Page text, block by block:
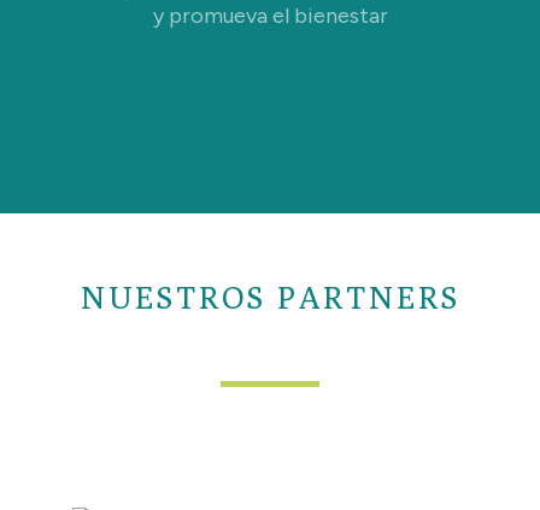
y promueva el bienestar
NUESTROS PARTNERS